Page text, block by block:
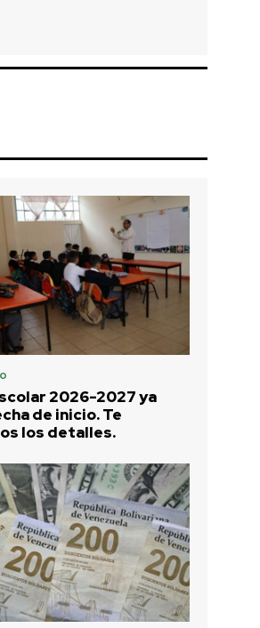
2026-2027 ya
de inicio. Te
los detalles.